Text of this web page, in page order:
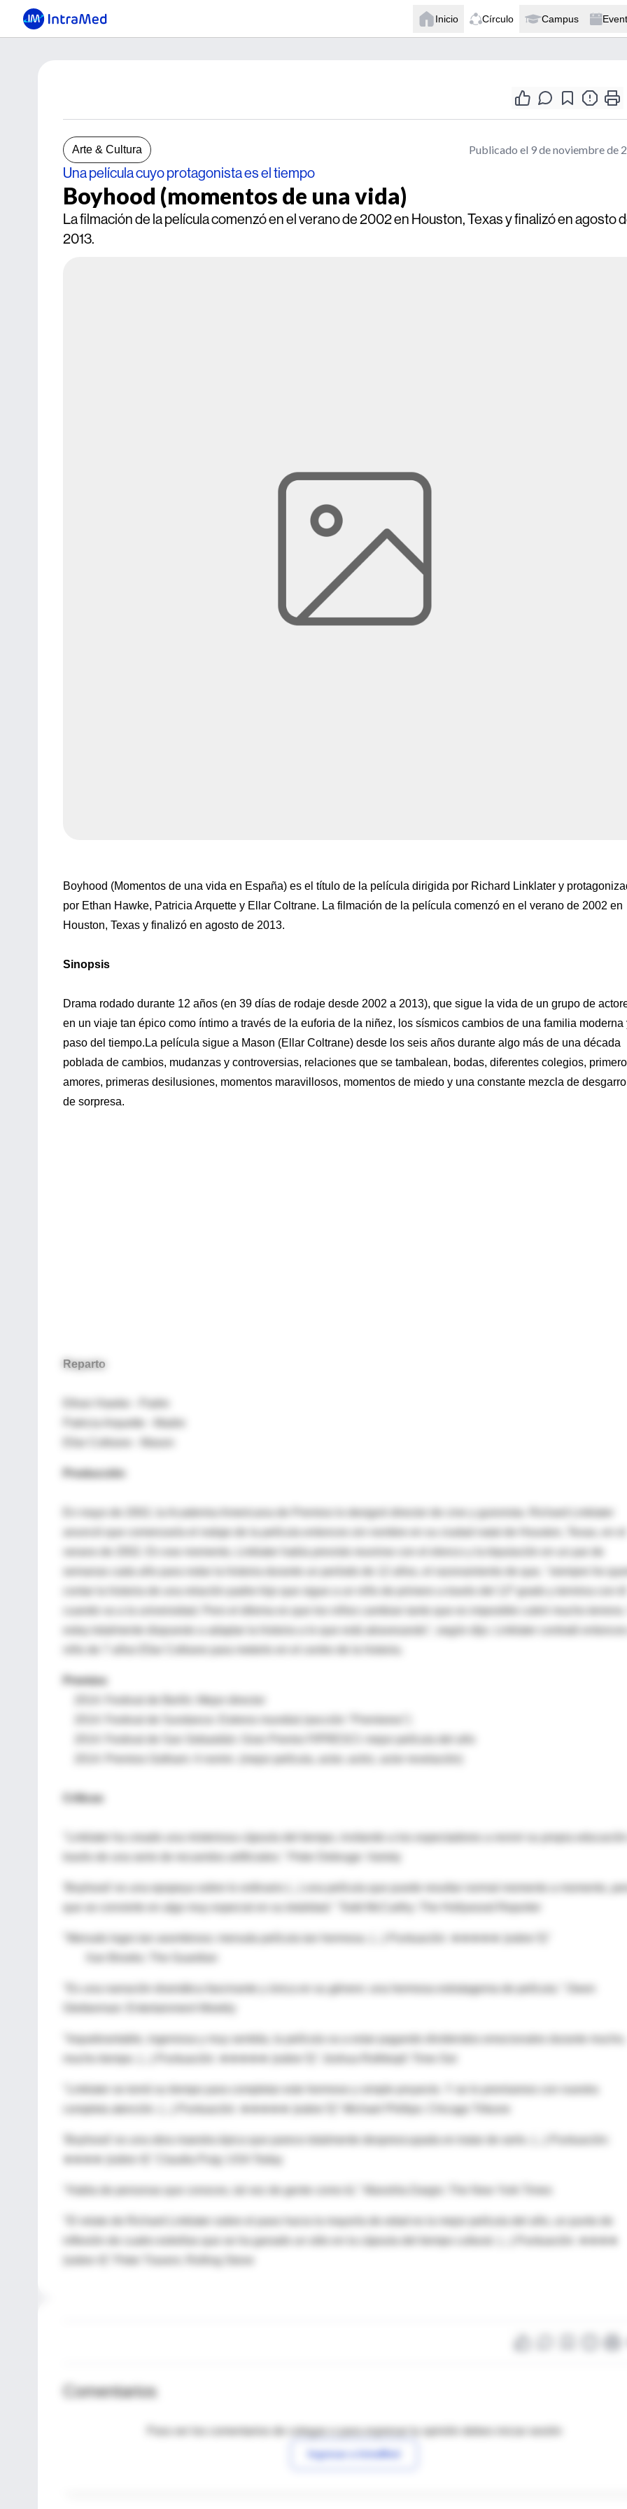
Inicio Círculo Campus
Arte & Cultura Publicado el 9 de noviembre de
Una película cuyo protagonista es el tiempo
Boyhood (momentos de una vida)
La filmación de la película comenzó en el verano de 2002 en Houston, Texas y finalizó en agosto
2013.
Boyhood (Momentos de una vida en España) es el título de la película dirigida por Richard Linklater y
por Ethan Hawke, Patricia Arquette y Ellar Coltrane. La filmación de la película comenzó en el verano de 2002 en
Houston, Texas y finalizó en agosto de 2013.
Sinopsis
Drama rodado durante 12 años (en 39 días de rodaje desde 2002 a 2013), que sigue la vida de un grupo de
en un viaje tan épico como íntimo a través de la euforia de la niñez, los sísmicos cambios de una familia moderna
paso del tiempo.La película sigue a Mason (Ellar Coltrane) desde los seis años durante algo más de una década
poblada de cambios, mudanzas y controversias, relaciones que se tambalean, bodas, diferentes colegios,
amores, primeras desilusiones, momentos maravillosos, momentos de miedo y una constante mezcla de
de sorpresa.
Reparto
Patricia Arquette - Madre
Producción
En mayo de 2002, la Academia Americana de Premios lo designó director de cine y guionista. Richard Linklater
anunció que comenzaría el rodaje de la película entonces sin nombre en su ciudad natal de Houston, Texas, en el
contar la historia de una relación padre-hijo que sigue a un niño de primero a través del 12º grado y termina con él
cuando va a la universidad. Pero el dilema es que los niños cambian tanto que es imposible cubrir mucho
estoy totalmente dispuesto a adaptar la historia a lo que está atravesando", según dijo. Linklater contrató
Premios
Críticas
"Linklater ha creado una misteriosa cápsula del tiempo, invitando a los espectadores a revivir su propia
través de una serie de recuerdos artificiales." Peter Debruge: Variety
'Boyhood' es una epopeya sobre lo ordinario (...) una película que puede resultar normal momento a momento,
que se convierte en algo muy especial en su totalidad." Todd McCarthy: The Hollywood Reporter
"Menudo logro tan asombroso; menuda película tan hermosa. (...) Puntuación: ★★★★★ (sobre 5)"
"Es una narración dramática fascinante y única en su género: una hermosa estratagema de película." Owen
"Inquebrantable, ingeniosa y muy sentida, la película va a estar pagando dividendos emocionales durante mucho,
mucho tiempo. (...) Puntuación: ★★★★★ (sobre 5)" Joshua Rothkopf: Time Out
"Linklater se tomó su tiempo para completar este hermoso y simple proyecto. Y se lo premiamos con nuestra
completa atención. (...) Puntuación: ★★★★★ (sobre 5)" Michael Phillips: Chicago Tribune
'Boyhood' es una obra maestra épica que parece totalmente despreocupada en tratar de serlo. (...) Puntuación:
★★★★ (sobre 4)" Claudia Puig: USA Today
"Habla de personas que conoces, tal vez de gente como tú." Manohla Dargis: The New York Times
"El relato de Richard Linklater sobre el paso hacia la mayoría de edad es la mejor película del año, un punto de
inflexión de cuatro estrellas que se ha ganado un sitio en la cápsula del tiempo cultural. (...) Puntuación: ★★★★
Comentarios
Para ver los comentarios de colegas o para expresar tu opinión debes iniciar sesión
Ingresar a IntraMed